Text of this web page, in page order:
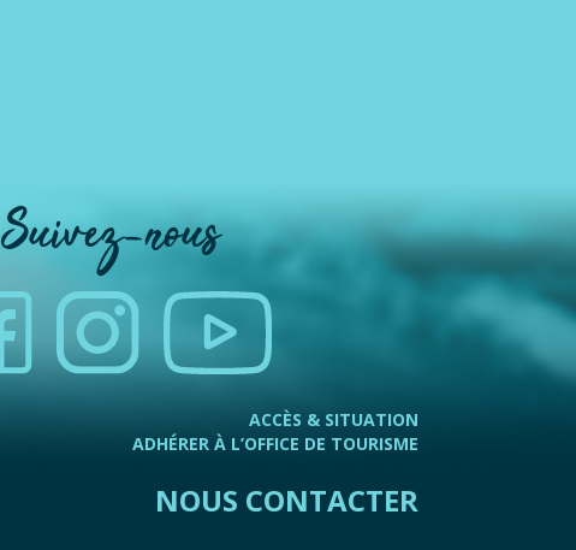
Suivez-nous
ACCÈS & SITUATION
ADHÉRER À L’OFFICE DE TOURISME
NOUS CONTACTER